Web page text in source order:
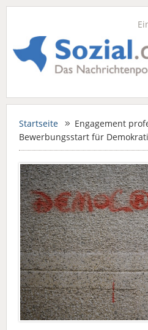
Startseite
Engagement
Bewerbungsstart für